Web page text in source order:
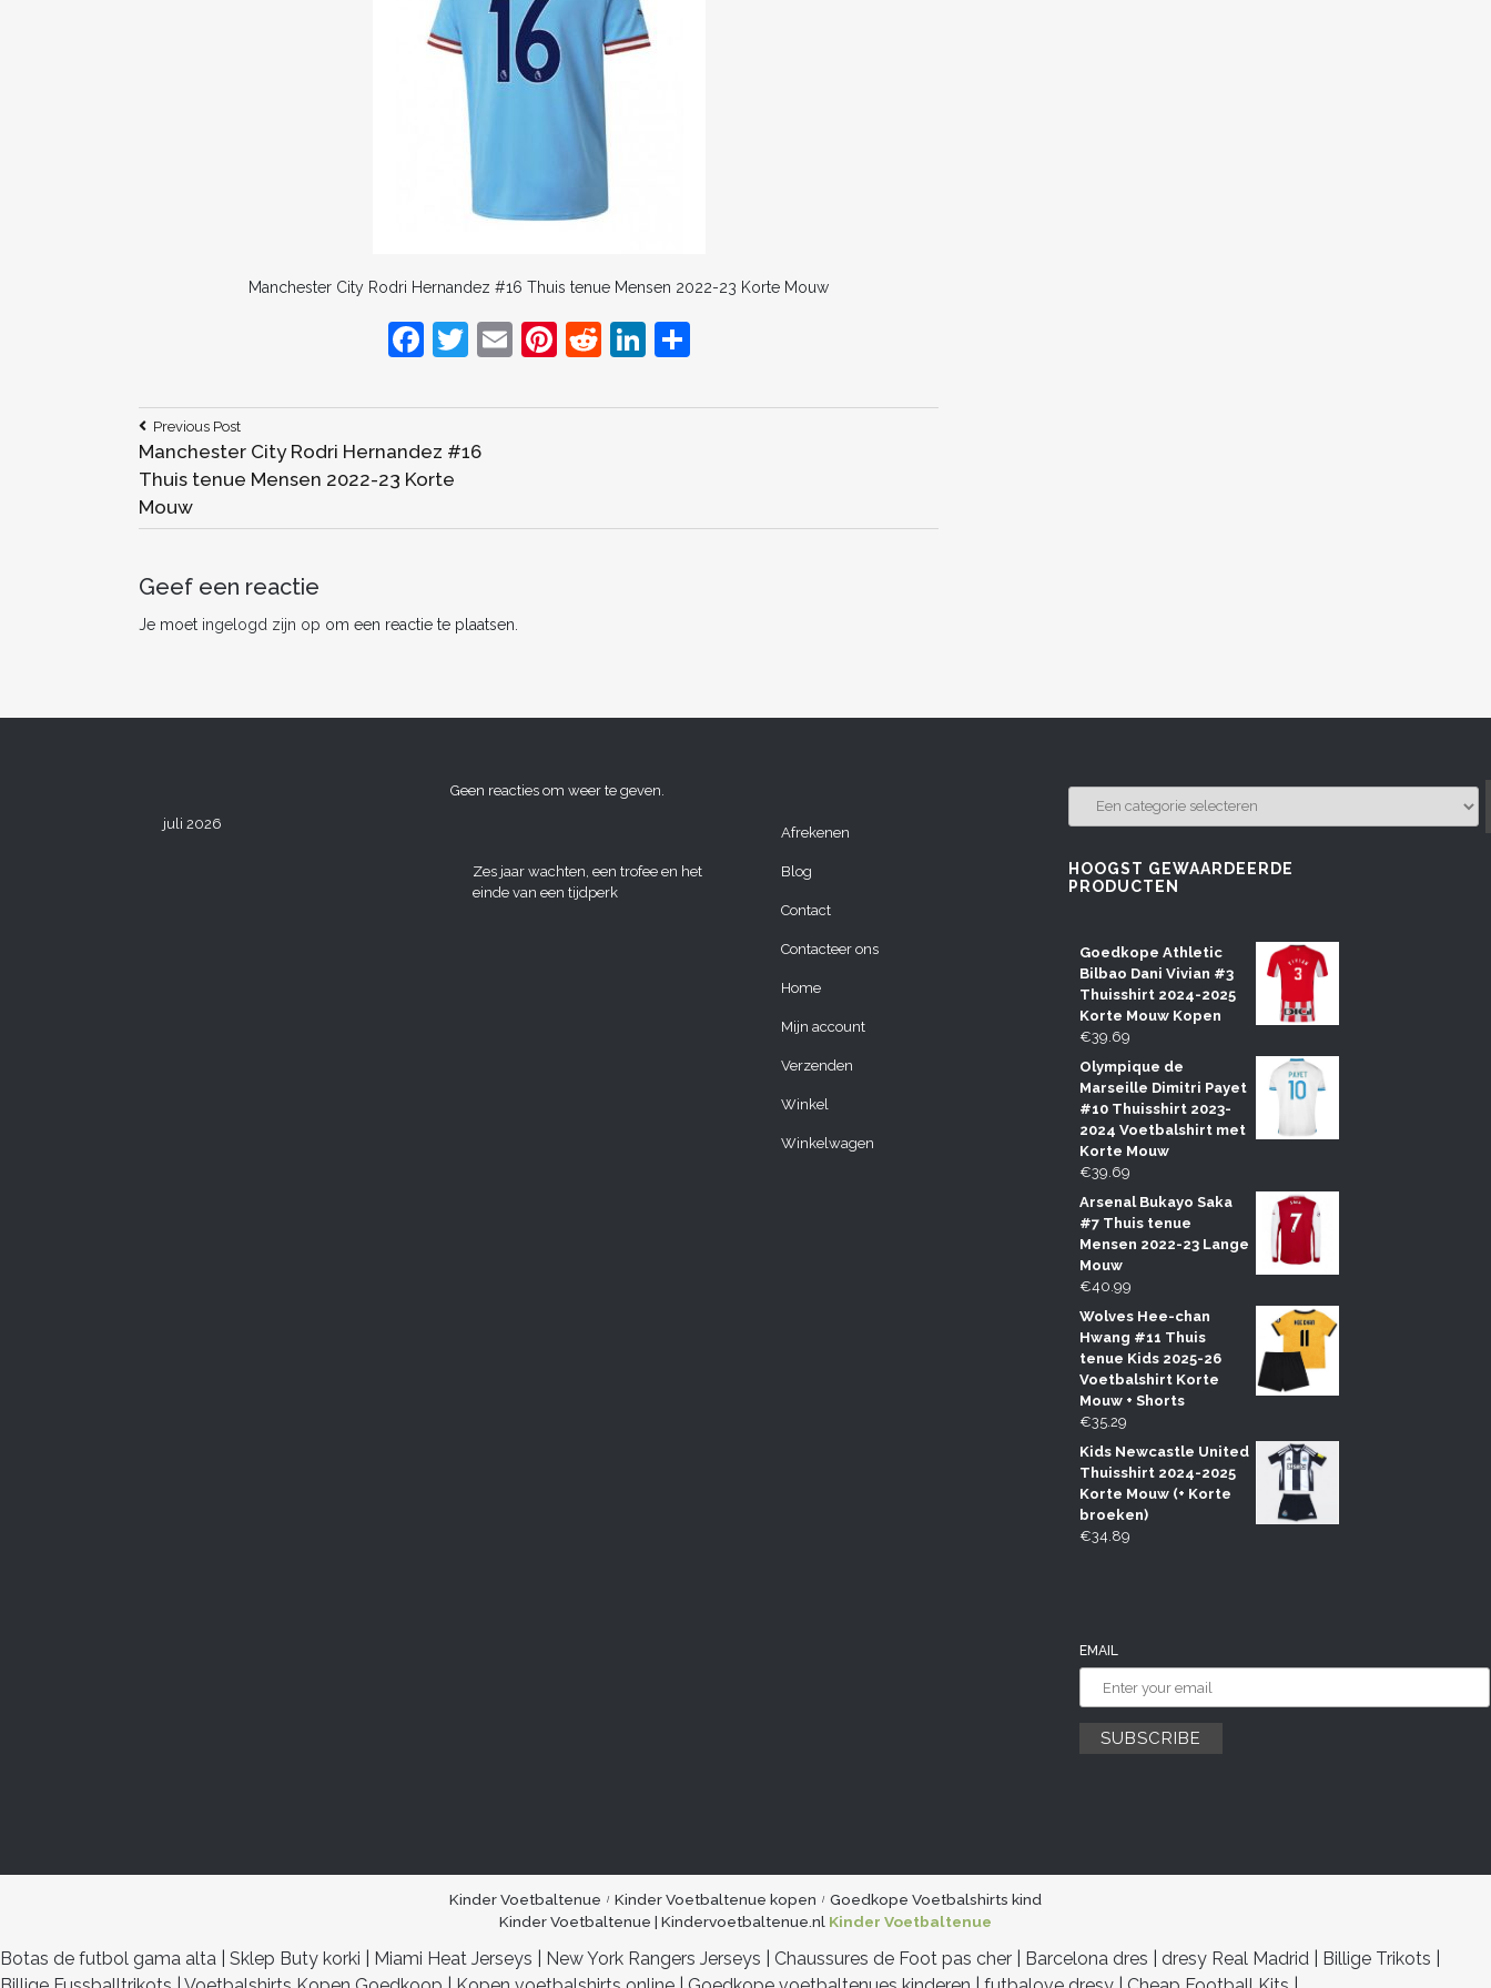
Manchester City Rodri Hernandez #16 Thuis tenue Mensen 2022-23 Korte Mouw
F
c
e
b
T
itt
er
E
ai
Pi
er
R
d
Li
k e
Bericht
navigatie
Previous PostPrevious
Post:
Manchester City Rodri Hernandez #16
Thuis tenue Mensen 2022-23 Korte
Mouw
Geef een reactie
Je moet ingelogd zijn op om een reactie te plaatsen.
juli 2026
Geen reacties om weer te geven.
Zes jaar wachten, een trofee en het
einde van een tijdperk
Afrekenen
Blog
Contact
Contacteer ons
Home
Mijn account
Verzenden
Winkel
Winkelwagen
EEN
CATEGORIE
SELECTEREN
HOOGST GEWAARDEERDE
PRODUCTEN
Goedkope Athletic
Bilbao Dani Vivian #3
Thuisshirt 2024-2025
Korte Mouw Kopen
€39.69
Olympique de
Marseille Dimitri Payet
#10 Thuisshirt 2023-
2024 Voetbalshirt met
Korte Mouw
€39.69
Arsenal Bukayo Saka
#7 Thuis tenue
Mensen 2022-23 Lange
Mouw
€40.99
Wolves Hee-chan
Hwang #11 Thuis
tenue Kids 2025-26
Voetbalshirt Korte
Mouw + Shorts
€35.29
Kids Newcastle United
Thuisshirt 2024-2025
Korte Mouw (+ Korte
broeken)
€34.89
EMAIL
Kinder Voetbaltenue Kinder Voetbaltenue kopen
Goedkope Voetbalshirts kind
Kinder Voetbaltenue | Kindervoetbaltenue.nl Kinder Voetbaltenue
Botas de futbol gama alta Sklep Buty korki Miami Heat Jerseys New York Rangers Jerseys Chaussures de Foot pas cher Barcelona dres dresy Real Madrid Billige Trikots